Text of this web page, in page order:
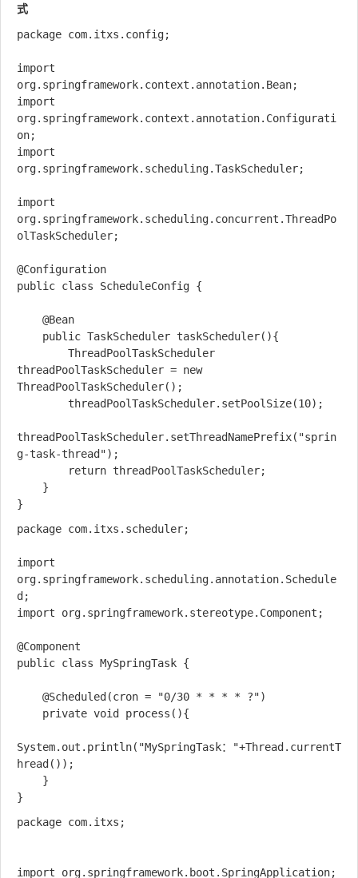
式
package com.itxs.config;
import
org.springframework.context.annotation.Bean;
import
org.springframework.context.annotation.Configurati
on;
import
org.springframework.scheduling.TaskScheduler;
import
org.springframework.scheduling.concurrent.ThreadPo
olTaskScheduler;
@Configuration
public class ScheduleConfig {
threadPoolTaskScheduler = new
ThreadPoolTaskScheduler();
threadPoolTaskScheduler.setThreadNamePrefix("sprin
g-task-thread");
package com.itxs.scheduler;
import
org.springframework.scheduling.annotation.Schedule
d;
import org.springframework.stereotype.Component;
@Component
public class MySpringTask {
System.out.println("MySpringTask："+Thread.currentT
hread());
package com.itxs;
import org.springframework.boot.SpringApplication;